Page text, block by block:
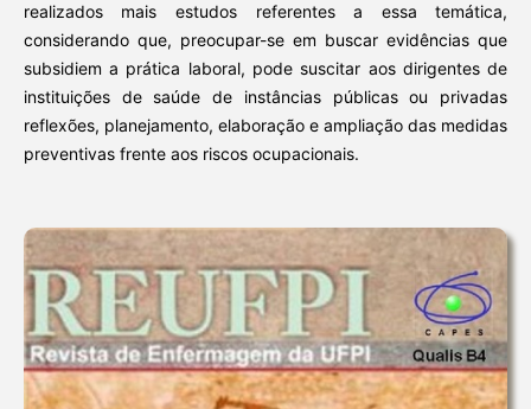
realizados mais estudos referentes a essa temática,
considerando que, preocupar-se em buscar evidências que
subsidiem a prática laboral, pode suscitar aos dirigentes de
instituições de saúde de instâncias públicas ou privadas
reflexões, planejamento, elaboração e ampliação das medidas
preventivas frente aos riscos ocupacionais.